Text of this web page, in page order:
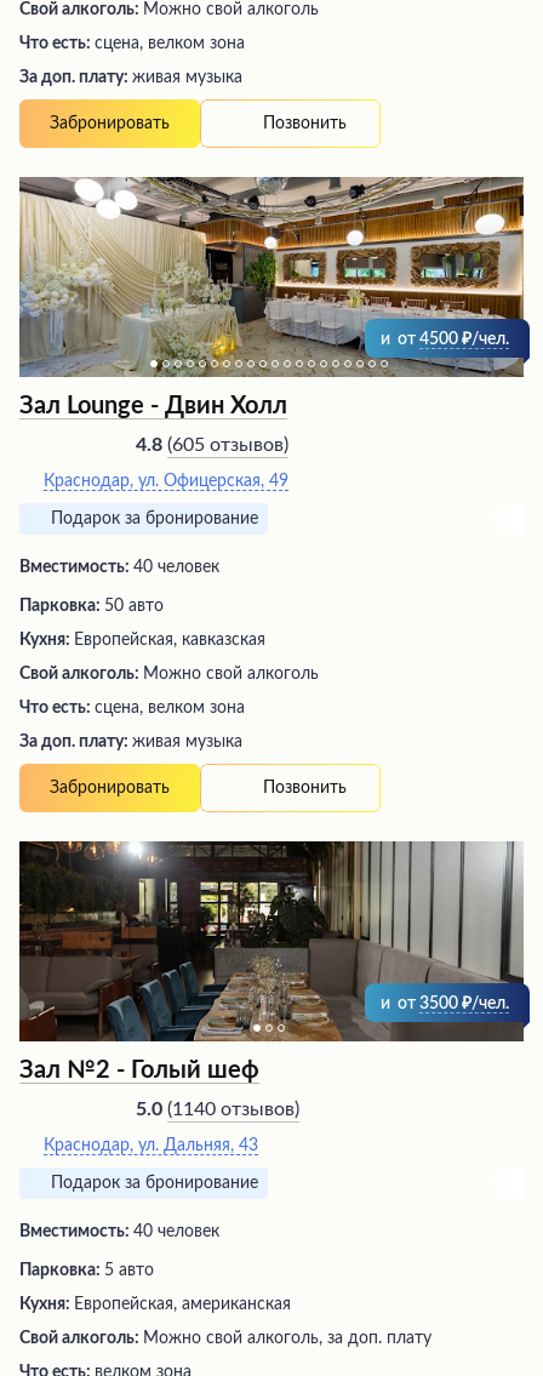
Свой алкоголь: Можно свой алкоголь
Что есть: сцена, велком зона
За доп. плату: живая музыка
Забронировать Позвонить
и от 4500 /чел.
Зал Lounge - Двин Холл
4.8 (605 отзывов)
Краснодар, ул. Офицерская, 49
Подарок за бронирование
Вместимость: 40 человек
Парковка: 50 авто
Кухня: Европейская, кавказская
Свой алкоголь: Можно свой алкоголь
Что есть: сцена, велком зона
За доп. плату: живая музыка
Забронировать Позвонить
и от 3500 /чел.
Зал №2 - Голый шеф
5.0 (1140 отзывов)
Краснодар, ул. Дальняя, 43
Подарок за бронирование
Вместимость: 40 человек
Парковка: 5 авто
Кухня: Европейская, американская
Свой алкоголь: Можно свой алкоголь, за доп. плату
Что есть: велком зона